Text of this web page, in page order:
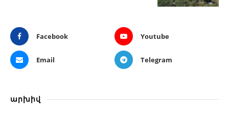
Facebook Youtube
Email Telegram
արխիվ